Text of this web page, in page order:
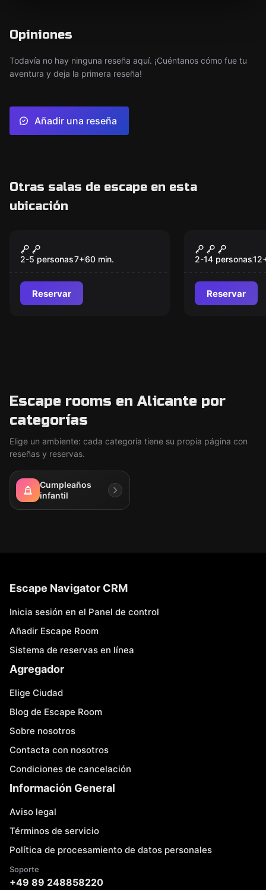
Opiniones
Todavía no hay ninguna reseña aquí. ¡Cuéntanos cómo fue tu
aventura y deja la primera reseña!
Añadir una reseña
Otras salas de escape en esta
ubicación
The Code Kids
2-5 personas7+60 min.
Reservar
La
2-14 personas12
Reservar
Escape rooms en Alicante por
categorías
Elige un ambiente: cada categoría tiene su propia página con
reseñas y reservas.
Cumpleaños
infantil
Escape Navigator CRM
Inicia sesión en el Panel de control
Añadir Escape Room
Sistema de reservas en línea
Agregador
Elige Ciudad
Blog de Escape Room
Sobre nosotros
Contacta con nosotros
Condiciones de cancelación
Información General
Aviso legal
Términos de servicio
Política de procesamiento de datos personales
Soporte
+49 89 248858220